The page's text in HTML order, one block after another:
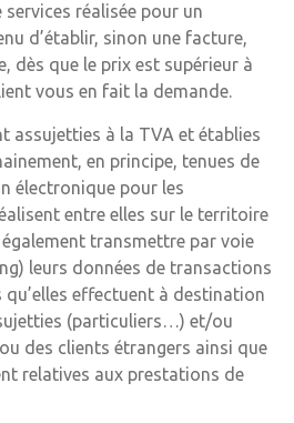
réalisée pour un
d’établir, sinon une facture,
dès que le prix est supérieur à
vous en fait la demande.
assujetties à la TVA et établies
en principe, tenues de
électronique pour les
entre elles sur le territoire
transmettre par voie
leurs données de transactions
effectuent à destination
(particuliers…) et/ou
des clients étrangers ainsi que
relatives aux prestations de